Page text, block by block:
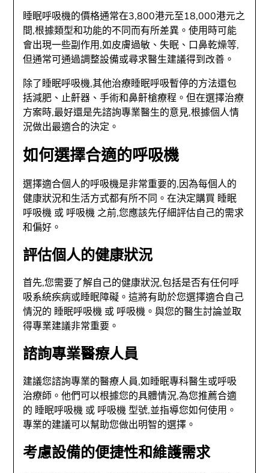
睡眠呼吸機的價格通常在3,800港元至18,000港元之
間,根據類型和功能的不同而有所差異。使用時可能
會出現一些副作用,如皮膚過敏、失眠、口鼻乾燥等,
但通常可通過調整設備或尋求醫生建議得到改善。
除了睡眠呼吸機,其他治療睡眠呼吸暫停的方法還包
括減肥、止鼾器、手術和鼻鼾槍療程。但在選擇治療
方案時,最好還是先諮詢專業醫生的意見,根據個人情
況做出最適合的決定。
如何選擇合適的呼吸機
選擇適合個人的呼吸機是非常重要的,因為每個人的
健康狀況和生活方式都有所不同。在決定購買 睡眠
呼吸機 或 呼吸機 之前,您應該先仔細評估自己的需求
和偏好。
評估個人的健康狀況
首先,您需要了解自己的健康狀況,包括是否有任何呼
吸系統疾病或睡眠障礙。這將有助於您選擇適合自己
情況的 睡眠呼吸機 或 呼吸機 。與您的醫生討論並取
得專業建議非常重要。
諮詢專業醫療人員
建議您諮詢專業的醫療人員,如睡眠專科醫生或呼吸
治療師。他們可以根據您的具體情況,為您推薦合適
的 睡眠呼吸機 或 呼吸機型號,並指導您如何使用。
專業的建議可以幫助您做出明智的選擇。
考慮設備的便捷性和維護需求